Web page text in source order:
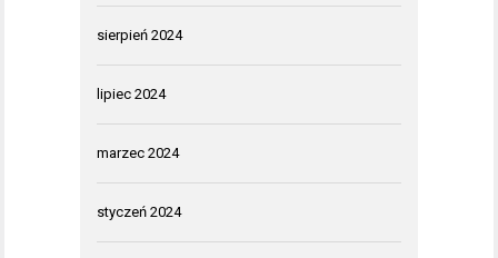
sierpień 2024
lipiec 2024
marzec 2024
styczeń 2024